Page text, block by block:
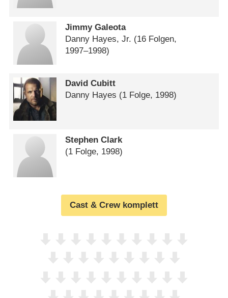
Jimmy Galeota
Danny Hayes, Jr. (16 Folgen,
1997⁠–⁠1998)
David Cubitt
Danny Hayes (1 Folge, 1998)
Stephen Clark
(1 Folge, 1998)
Cast & Crew komplett